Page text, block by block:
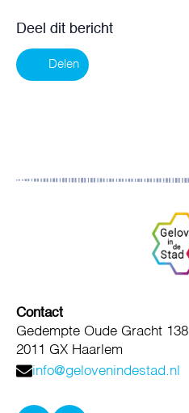
Deel dit bericht
Delen
Contact
Gedempte Oude Gracht 138
2011 GX Haarlem
info@gelovenindestad.nl